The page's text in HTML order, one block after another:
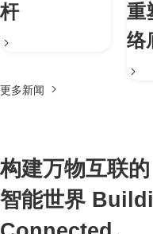
杆
重
络
更多新闻
构建万物互联的
智能世界